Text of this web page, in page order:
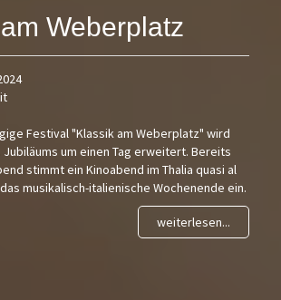
Weberplatz
Festival "Klassik am Weberplatz" wird
Jubiläums um einen Tag erweitert. Bereits
stimmt ein Kinoabend im Thalia quasi al
musikalisch-italienische Wochenende ein.
weiterlesen...